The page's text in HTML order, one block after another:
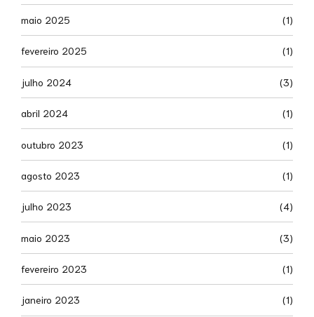
maio 2025 (1)
fevereiro 2025 (1)
julho 2024 (3)
abril 2024 (1)
outubro 2023 (1)
agosto 2023 (1)
julho 2023 (4)
maio 2023 (3)
fevereiro 2023 (1)
janeiro 2023 (1)